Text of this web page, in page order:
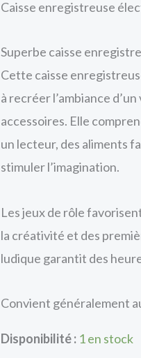
Caisse enregistreuse
Superbe caisse
Cette caisse
à recréer l’ambiance
accessoires. Elle
un lecteur, des aliments
stimuler l’imagination.
Les jeux de rôle
la créativité et des
ludique garantit des
Convient généralement
Disponibilité : 1 en stock